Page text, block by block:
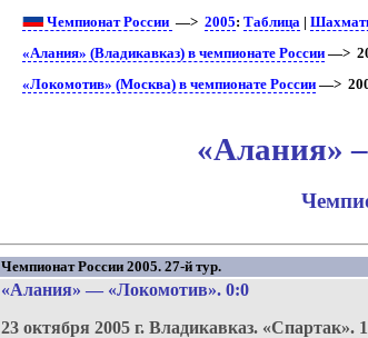
Чемпионат России —>2005:Таблица |
«Алания» (Владикавказ) в чемпионате России —>
«Локомотив» (Москва) в чемпионате России —>
«Алания»
Чемпионат России 2005. 27-й тур.
«Алания» — «Локомотив». 0:0
23 октября 2005 г.Владикавказ. «Спартак».